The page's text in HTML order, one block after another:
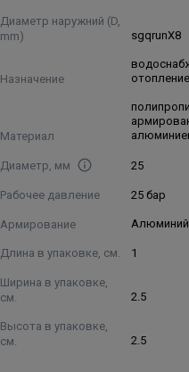
Диаметр наружний (D,
mm)
sgqrunX8
Назначение
Материал
Диаметр, мм 25
Рабочее давление 25 бар
Армирование Алюминий
Длина в упаковке, см. 1
Ширина в упаковке,
см.
2.5
Высота в упаковке,
см.
2.5